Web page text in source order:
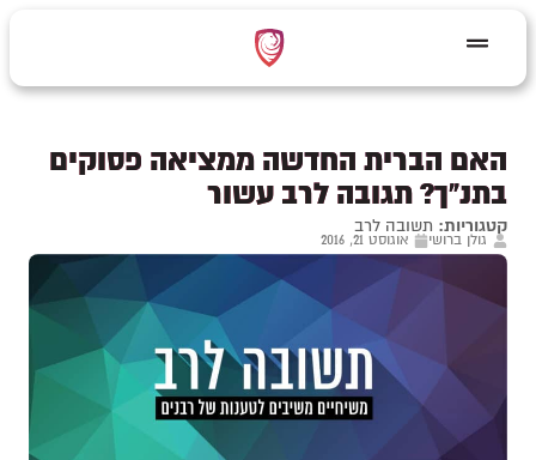
האם הברית החדשה ממציאה פסוקים
בתנ"ך? תגובה לרב עשור
קטגוריות: תשובה לרב
גולן ברושי אוגוסט 21, 2016